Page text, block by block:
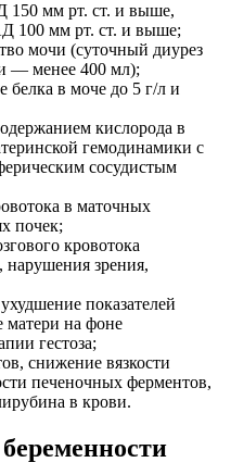
150 мм рт. ст. и выше,
100 мм рт. ст. и выше;
мочи (суточный диурез
— менее 400 мл);
в моче до 5 г/л и
кислорода в
гемодинамики с
сосудистым
в маточных
почек;
кровотока
нарушения зрения,
показателей
матери на фоне
гестоза;
снижение вязкости
печеночных ферментов,
в крови.